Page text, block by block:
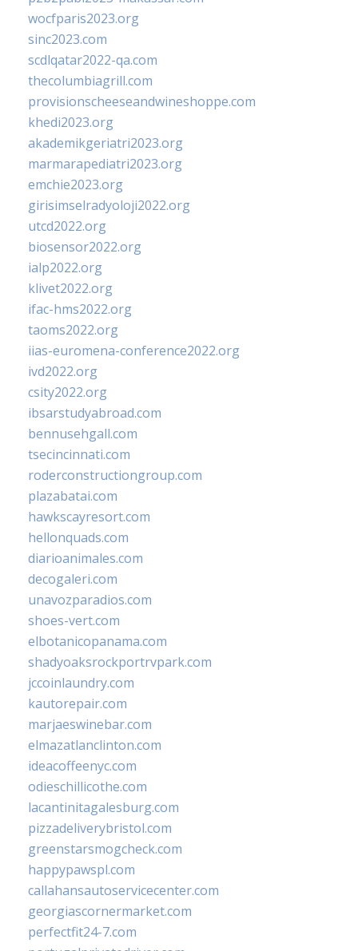
wocfparis2023.org
sinc2023.com
scdlqatar2022-qa.com
thecolumbiagrill.com
provisionscheeseandwineshoppe.com
khedi2023.org
akademikgeriatri2023.org
marmarapediatri2023.org
emchie2023.org
girisimselradyoloji2022.org
utcd2022.org
biosensor2022.org
ialp2022.org
klivet2022.org
ifac-hms2022.org
taoms2022.org
iias-euromena-conference2022.org
ivd2022.org
csity2022.org
ibsarstudyabroad.com
bennusehgall.com
tsecincinnati.com
roderconstructiongroup.com
plazabatai.com
hawkscayresort.com
hellonquads.com
diarioanimales.com
decogaleri.com
unavozparadios.com
shoes-vert.com
elbotanicopanama.com
shadyoaksrockportrvpark.com
jccoinlaundry.com
kautorepair.com
marjaeswinebar.com
elmazatlanclinton.com
ideacoffeenyc.com
odieschillicothe.com
lacantinitagalesburg.com
pizzadeliverybristol.com
greenstarsmogcheck.com
happypawspl.com
callahansautoservicecenter.com
georgiascornermarket.com
perfectfit24-7.com